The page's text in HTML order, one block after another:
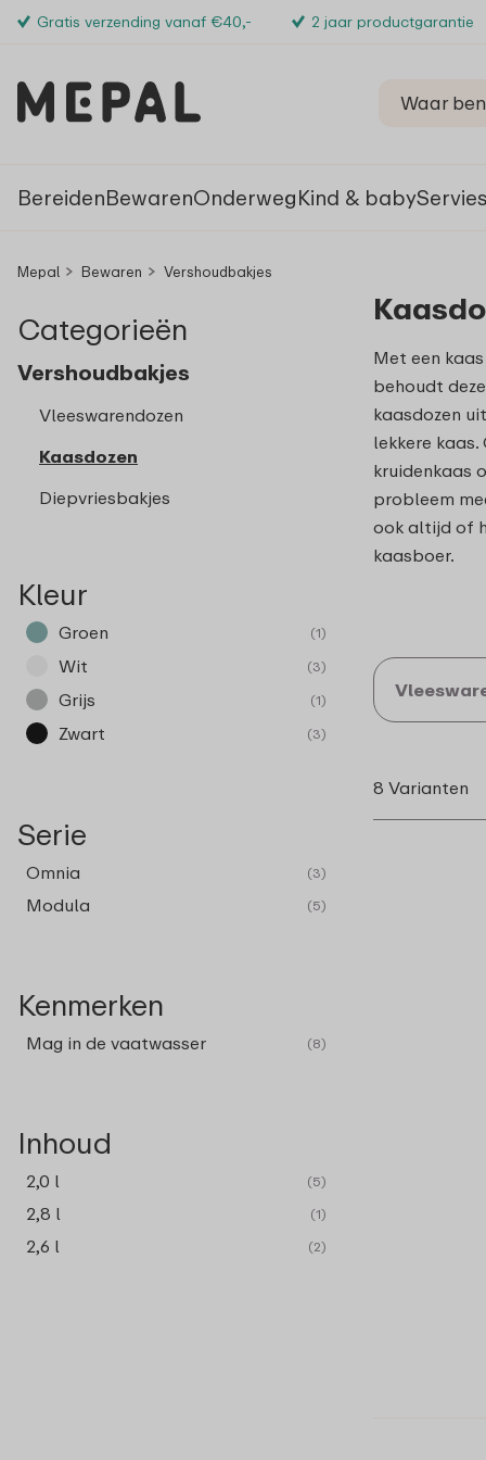
Gratis verzending vanaf €40,- 2 jaar productgarantie
BereidenBewarenOnderwegKind & babyServies
Mepal Bewaren Vershoudbakjes
Categorieën
Vershoudbakjes
Vleeswarendozen
Kaasdozen
Diepvriesbakjes
Kleur
Groen (1)
Wit (3)
Grijs (1)
Zwart (3)
Serie
Omnia (3)
Modula (5)
Kenmerken
Mag in de vaatwasser (8)
Inhoud
2,0 l (5)
2,8 l (1)
2,6 l (2)
Met een
behoudt
kaasdozen
lekkere
kruidenkaas
probleem
ook altijd of
kaasboer.
8 Varianten